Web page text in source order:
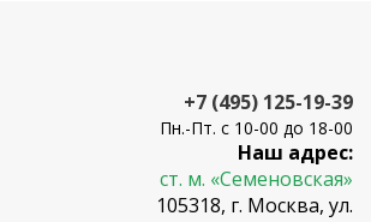
+7 (495) 125-19-39
Пн.-Пт. с 10-00 до 18-00
Наш адрес:
ст. м. «Семеновская»
105318, г. Москва, ул.